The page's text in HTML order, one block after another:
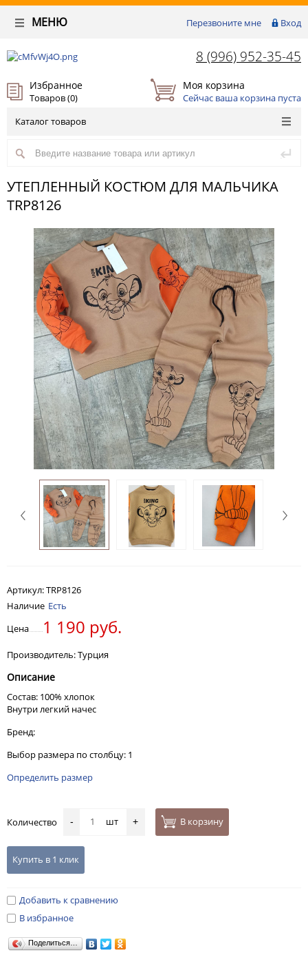
Перезвоните мне Вход
МЕНЮ
8 (996) 952-35-45
Избранное
Товаров (0)
Моя корзина
Сейчас ваша корзина пуста
Каталог товаров
УТЕПЛЕННЫЙ КОСТЮМ ДЛЯ МАЛЬЧИКА
TRP8126
Артикул:TRP8126
Наличие Есть
Цена
1 190 руб.
Производитель: Турция
Описание
Состав: 100% хлопок
Внутри легкий начес
Бренд:
Выбор размера по столбцу: 1
Определить размер
Количество - шт + В корзину
Купить в 1 клик
Добавить к сравнению
В избранное
Поделиться…